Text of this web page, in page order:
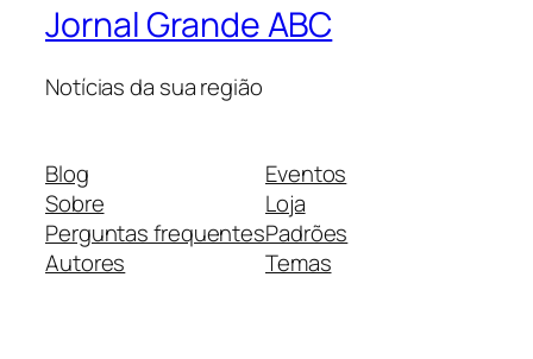
Jornal Grande ABC
Notícias da sua região
Blog
Sobre
Perguntas frequentes
Autores
Eventos
Loja
Padrões
Temas